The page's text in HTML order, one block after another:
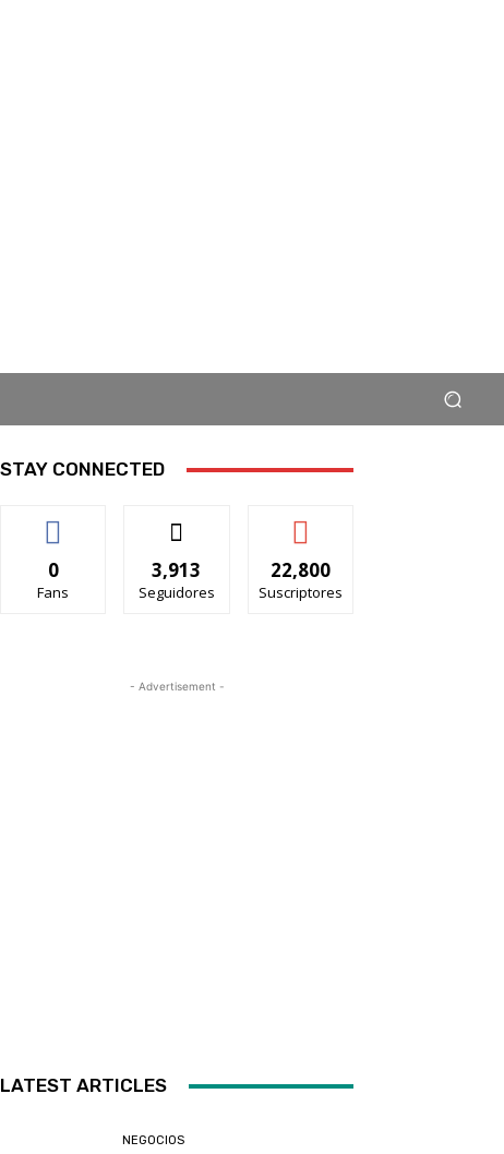
STAY CONNECTED
0
Fans
3,913
Seguidores
22,800
Suscriptores
- Advertisement -
LATEST ARTICLES
NEGOCIOS